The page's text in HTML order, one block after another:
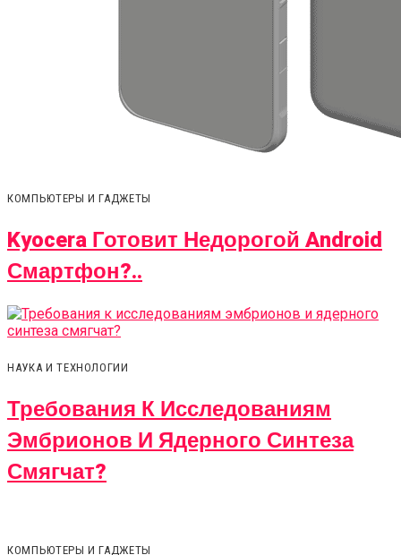
КОМПЬЮТЕРЫ И ГАДЖЕТЫ
Kyocera Готовит Недорогой Android
Смартфон?..
НАУКА И ТЕХНОЛОГИИ
Требования К Исследованиям
Эмбрионов И Ядерного Синтеза
Смягчат?
КОМПЬЮТЕРЫ И ГАДЖЕТЫ